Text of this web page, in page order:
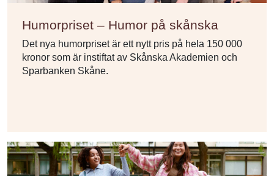
Humorpriset – Humor på skånska
Det nya humorpriset är ett nytt pris på hela 150 000
kronor som är instiftat av Skånska Akademien och
Sparbanken Skåne.